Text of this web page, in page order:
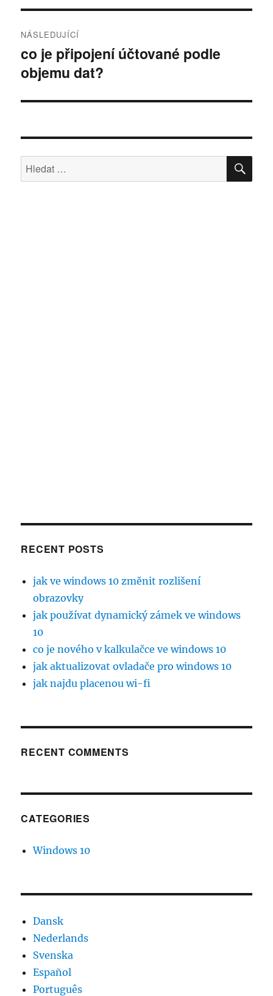
NÁSLEDUJÍCÍ
Následující
příspěvek:
co je připojení účtované podle
objemu dat?
Hledat:
RECENT POSTS
jak ve windows 10 změnit rozlišení
obrazovky
jak používat dynamický zámek ve windows
10
co je nového v kalkulačce ve windows 10
jak aktualizovat ovladače pro windows 10
jak najdu placenou wi-fi
RECENT COMMENTS
CATEGORIES
Windows 10
Dansk
Nederlands
Svenska
Español
Português